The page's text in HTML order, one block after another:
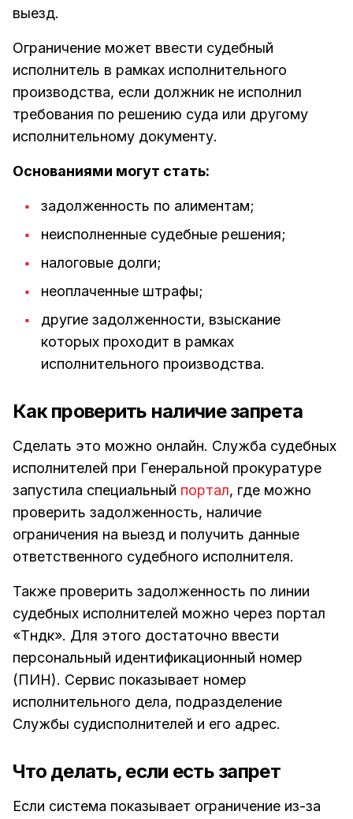
выезд.
Ограничение может ввести судебный
исполнитель в рамках исполнительного
производства, если должник не исполнил
требования по решению суда или другому
исполнительному документу.
Основаниями могут стать:
задолженность по алиментам;
неисполненные судебные решения;
налоговые долги;
неоплаченные штрафы;
другие задолженности, взыскание
которых проходит в рамках
исполнительного производства.
Как проверить наличие запрета
Сделать это можно онлайн. Служба судебных
исполнителей при Генеральной прокуратуре
запустила специальный портал, где можно
проверить задолженность, наличие
ограничения на выезд и получить данные
ответственного судебного исполнителя.
Также проверить задолженность по линии
судебных исполнителей можно через портал
«Түндүк». Для этого достаточно ввести
персональный идентификационный номер
(ПИН). Сервис показывает номер
исполнительного дела, подразделение
Службы судисполнителей и его адрес.
Что делать, если есть запрет
Если система показывает ограничение из-за